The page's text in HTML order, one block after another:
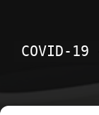
COVID-19